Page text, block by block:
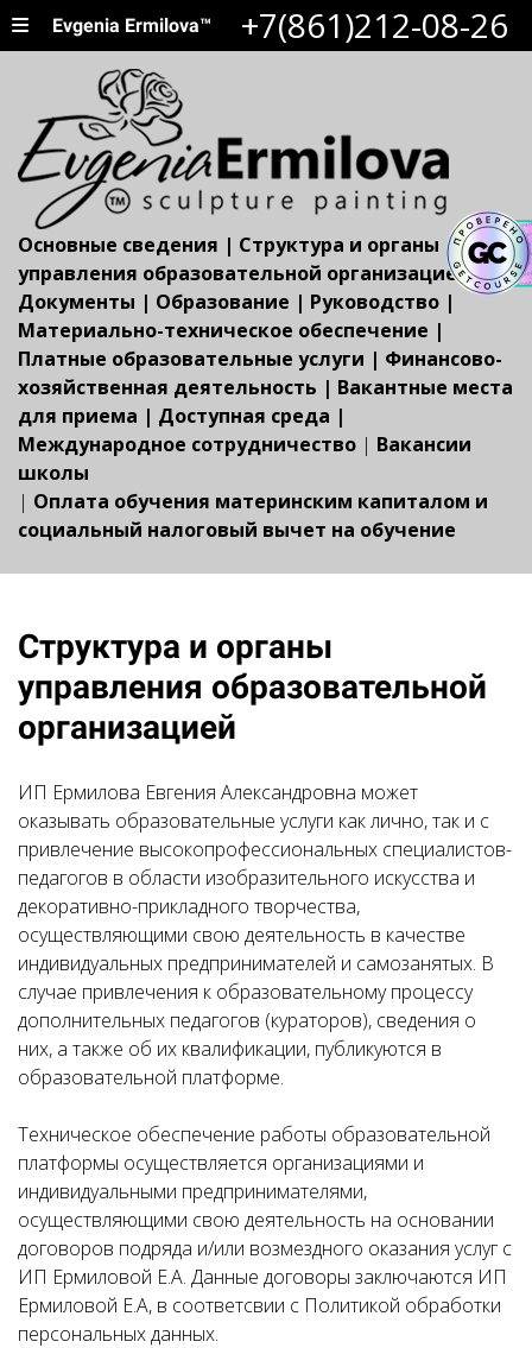
Evgenia Ermilova™ +7(861)212-08-26
Основные сведения | Структура и органы
управления образовательной организацией|
Документы | Образование | Руководство |
Материально-техническое обеспечение |
Платные образовательные услуги | Финансово-
хозяйственная деятельность | Вакантные места
для приема | Доступная среда |
Международное сотрудничество | Вакансии
школы
| Оплата обучения материнским капиталом и
социальный налоговый вычет на обучение
Структура и органы
управления образовательной
организацией
ИП Ермилова Евгения Александровна может
оказывать образовательные услуги как лично, так и с
привлечение высокопрофессиональных специалистов-
педагогов в области изобразительного искусства и
декоративно-прикладного творчества,
осуществляющими свою деятельность в качестве
индивидуальных предпринимателей и самозанятых. В
случае привлечения к образовательному процессу
дополнительных педагогов (кураторов), сведения о
них, а также об их квалификации, публикуются в
образовательной платформе.
Техническое обеспечение работы образовательной
платформы осуществляется организациями и
индивидуальными предпринимателями,
осуществляющими свою деятельность на основании
договоров подряда и/или возмездного оказания услуг с
ИП Ермиловой Е.А. Данные договоры заключаются ИП
Ермиловой Е.А, в соответсвии с Политикой обработки
персональных данных.